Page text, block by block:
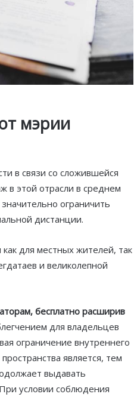
мэрии
в связи со сложившейся
в этой отрасли в среднем
ограничить
дистанции.
для местных жителей, так
и великолепной
бесплатно расширив
для владельцев
ограничение внутреннего
является, тем
выдавать
условии соблюдения